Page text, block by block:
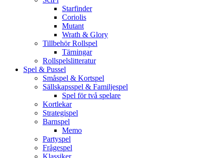
Starfinder
Coriolis
Mutant
Wrath & Glory
Tillbehör Rollspel
Tärningar
Rollspelslitteratur
Spel & Pussel
Småspel & Kortspel
Sällskapsspel & Familjespel
Spel för två spelare
Kortlekar
Strategispel
Barnspel
Memo
Partyspel
Frågespel
Klassiker